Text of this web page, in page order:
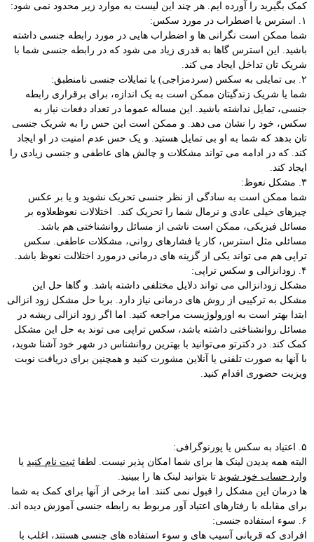
کمک بگیرید را آورده ایم. هر چند این لیست به موارد زیر محدود نمی شود:
۱. استرس یا اضطراب در مورد سکس:
شما ممکن است نگرانی‌ ها و اضطراب هایی در مورد رابطه جنسی داشته
باشید. این استرس گاها به قدری زیاد می شود که در رابطه جنسی شما با
شریک تان تداخل ایجاد می کند.
۲. بی تمایلی به سکس (سردمزاجی) یا تمایلات جنسی نامنطبق:
شما یا شریک زندگیتان ممکن است به یک اندازه، برای برقراری رابطه
جنسی، تمایل نداشته باشید. این مساله عموما در تعداد دفعات نیاز به
سکس، خود را نشان می دهد. و ممکن است این حس را به شریک جنسی
تان بدهد که شما به او بی تمایل هستید. و یک حس عدم امنیت در او ایجاد
کند. که در ادامه می تواند مشکلات و چالش های عاطفی و جنسی زیادی را
ایجاد کند.
۳. مشکل نعوظ:
شما ممکن است به سادگی از نظر جنسی تحریک نشوید و یا بر عکس
چیزهای خیلی عادی و نرمال شما را تحریک کند. اختلالات نعوظعلاوه بر
مسائل فیزیکی، ممکن است ناشی از مسائل روانشناختی هم باشد.
مسائلی مثل استرس، کار یا فشارهای روانی، مشکلات عاطفی. سکس
تراپی هم می تواند یکی از گزینه های درمانی درمورد اختلالت نعوظ باشد.
۴. زودانزالی و سکس تراپی:
مشکل زودانزالی می تواند دلایل مختلفی داشته باشد. و گاها حل این
مشکل به ترکیبی از روش های درمانی نیاز دارد. بربا حل مشکل زود انزالی
ابتدا بهتر است به اورولوژیست مراجعه کنید. اما اگر زود انزالی ریشه در
مسائل روانشناختی داشته باشد، سکس تراپی می توند به حل این مشکل
کمک کند. در دکترتو می‌توانید با بهترین روانشناس در شهر خود آشنا شوید،
با آنها به صورت تلفنی یا آنلاین مشورت کنید و همچنین برای دریافت نوبت
ویزیت حضوری اقدام کنید.
۵. اعتیاد به سکس یا پورنوگرافی:
البته همه یدیدن لینک ها برای شما امکان پذیر نیست. لطفا ثبت نام کنید یا
وارد حساب خود شوید تا بتوانید لینک ها را ببینید.
ها درمان این مشکل را قبول نمی کنند. اما برخی از آنها برای کمک به شما
برای مقابله با رفتارهای اعتیاد آور مربوط به رابطه جنسی آموزش‌ دیده اند.
۶. سوء استفاده جنسی:
افرادی که قربانی آسیب های و سوء استفاده های جنسی هستند، اغلب با